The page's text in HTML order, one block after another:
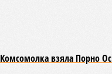
Комсомолка взяла Порно